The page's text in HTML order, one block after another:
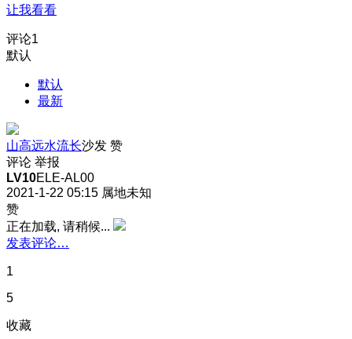
让我看看
评论1
默认
默认
最新
山高远水流长沙发 赞
评论 举报
LV10ELE-AL00
2021-1-22 05:15 属地未知
赞
正在加载, 请稍候...
发表评论…
1
5
收藏